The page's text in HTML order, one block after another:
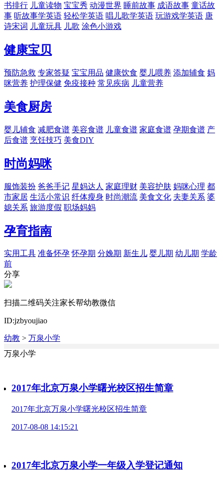
书排行 儿童读物 宝宝秀 动漫世界 睡前故事 成语故事 童话故
事 听故事学英语 轻松学英语 唱儿歌学英语 玩游戏学英语 唐
诗宋词 儿童玩具 儿歌 涂色小游戏
健康宝贝
预防急救 专家答疑 宝宝用品 健康饮食 婴儿喂养 添加辅食 妈
咪营养 护理保健 免疫接种 常见疾病 儿童营养
美食厨房
婴儿辅食 减肥食谱 美容食谱 儿童食谱 家庭食谱 孕期食谱 产
后食谱 烹饪技巧 美食DIY
时尚妈咪
服饰装扮 爸爸手记 星妈达人 家庭理财 美容护肤 妈咪心理 都
市家居 生活小常识 纤体瘦身 时尚潮流 美食文化 夫妻关系 婆
媳关系 旅游度假 职场妈妈
孕育指南
实用工具 准备怀孕 怀孕期 分娩期 新生儿 婴儿期 幼儿期 学龄
前
分享
扫描二维码关注家长帮幼教微信
ID:jzbyoujiao
幼教 > 万泉小学
万泉小学
2017年北京万泉小学曙光校区招生简章
2017年北京万泉小学曙光校区招生简章
2017-08-08 14:15:21
2017年北京万泉小学一年级入学登记通知